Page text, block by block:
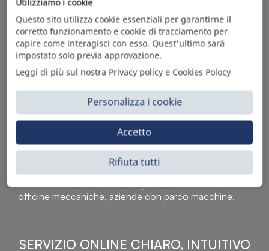
Sì Parts S.r.l. è leader nella distribuzione e vendita di
accessori per veicoli off-highway. Riconosciuto in tutto
il mondo per l’elevato standard qualitativo dei prodotti a
catalogo, attraverso la vendita B2B del ricco
assortimento di articoli originali rivolti a ricambisti,
officine meccaniche, aziende con parco macchine.
SERVIZIO ONLINE CHIARO, INTUITIVO
Questo sito utilizza cookie essenziali per garantirne il
corretto funzionamento e cookie di tracciamento per
capire come interagisci con esso. Quest'ultimo sarà
impostato solo previa approvazione.
Leggi di più sul nostra Privacy policy e Cookies Polocy
Personalizza i cookie
Rifiuta tutti
Accetto